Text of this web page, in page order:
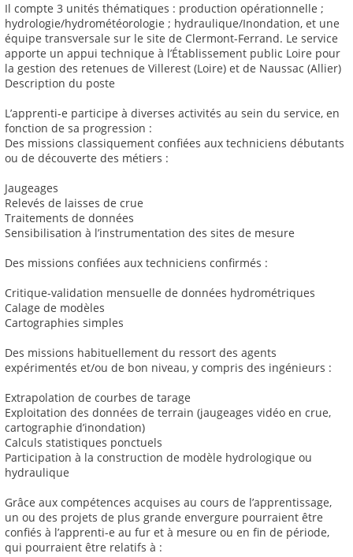
Il compte 3 unités thématiques : production opérationnelle ;
hydrologie/hydrométéorologie ; hydraulique/Inondation, et une
équipe transversale sur le site de Clermont-Ferrand. Le service
apporte un appui technique à l’Établissement public Loire pour
la gestion des retenues de Villerest (Loire) et de Naussac (Allier)
Description du poste
L’apprenti-e participe à diverses activités au sein du service, en
fonction de sa progression :
Des missions classiquement confiées aux techniciens débutants
ou de découverte des métiers :
Jaugeages
Relevés de laisses de crue
Traitements de données
Sensibilisation à l’instrumentation des sites de mesure
Des missions confiées aux techniciens confirmés :
Critique-validation mensuelle de données hydrométriques
Calage de modèles
Cartographies simples
Des missions habituellement du ressort des agents
expérimentés et/ou de bon niveau, y compris des ingénieurs :
Extrapolation de courbes de tarage
Exploitation des données de terrain (jaugeages vidéo en crue,
cartographie d’inondation)
Calculs statistiques ponctuels
Participation à la construction de modèle hydrologique ou
hydraulique
Grâce aux compétences acquises au cours de l’apprentissage,
un ou des projets de plus grande envergure pourraient être
confiés à l’apprenti-e au fur et à mesure ou en fin de période,
qui pourraient être relatifs à :